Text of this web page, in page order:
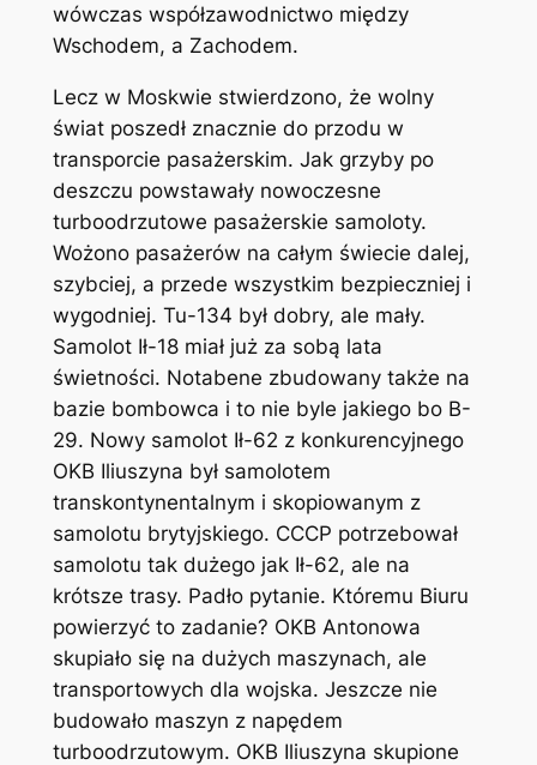
wówczas współzawodnictwo między
Wschodem, a Zachodem.
Lecz w Moskwie stwierdzono, że wolny
świat poszedł znacznie do przodu w
transporcie pasażerskim. Jak grzyby po
deszczu powstawały nowoczesne
turboodrzutowe pasażerskie samoloty.
Wożono pasażerów na całym świecie dalej,
szybciej, a przede wszystkim bezpieczniej i
wygodniej. Tu-134 był dobry, ale mały.
Samolot Ił-18 miał już za sobą lata
świetności. Notabene zbudowany także na
bazie bombowca i to nie byle jakiego bo B-
29. Nowy samolot Ił-62 z konkurencyjnego
OKB Iliuszyna był samolotem
transkontynentalnym i skopiowanym z
samolotu brytyjskiego. CCCP potrzebował
samolotu tak dużego jak Ił-62, ale na
krótsze trasy. Padło pytanie. Któremu Biuru
powierzyć to zadanie? OKB Antonowa
skupiało się na dużych maszynach, ale
transportowych dla wojska. Jeszcze nie
budowało maszyn z napędem
turboodrzutowym. OKB Iliuszyna skupione